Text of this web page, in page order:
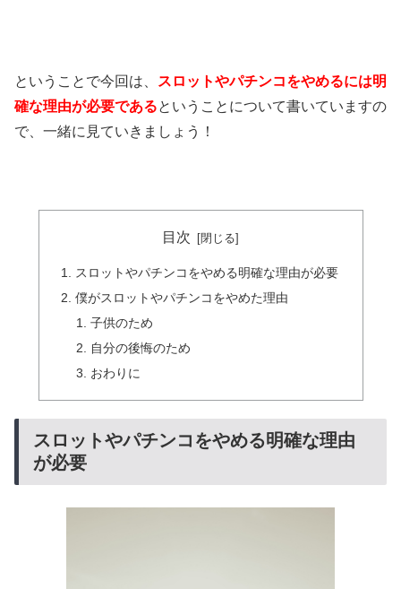
ということで今回は、
スロットやパチンコをやめるには明
確な理由が必要であるということについて書いていますの
で、一緒に見ていきましょう！
目次
スロットやパチンコをやめる明確な理由が必要
僕がスロットやパチンコをやめた理由
子供のため
自分の後悔のため
おわりに
スロットやパチンコをやめる明確な理由
が必要